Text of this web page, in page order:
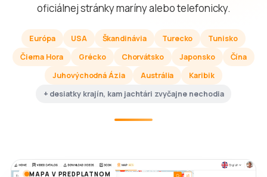
oficiálnej stránky maríny alebo telefonicky.
Európa USA Škandinávia Turecko
Tunisko
Čierna Hora
Grécko Chorvátsko Japonsko
Čína
Juhovýchodná Ázia
Austrália
Karibik
+ desiatky krajín, kam jachtári zvyčajne nechodia
MAPA V PREDPLATNOM